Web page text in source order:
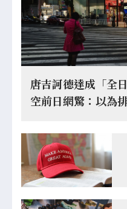
唐吉訶德達成「全
空前日網驚：以為